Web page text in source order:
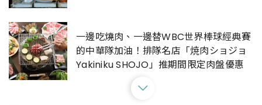
一邊吃燒肉、一邊替WBC世界棒球經典賽
的中華隊加油！排隊名店「焼肉ショジョ
Yakiniku SHOJO」推期間限定肉盤優惠